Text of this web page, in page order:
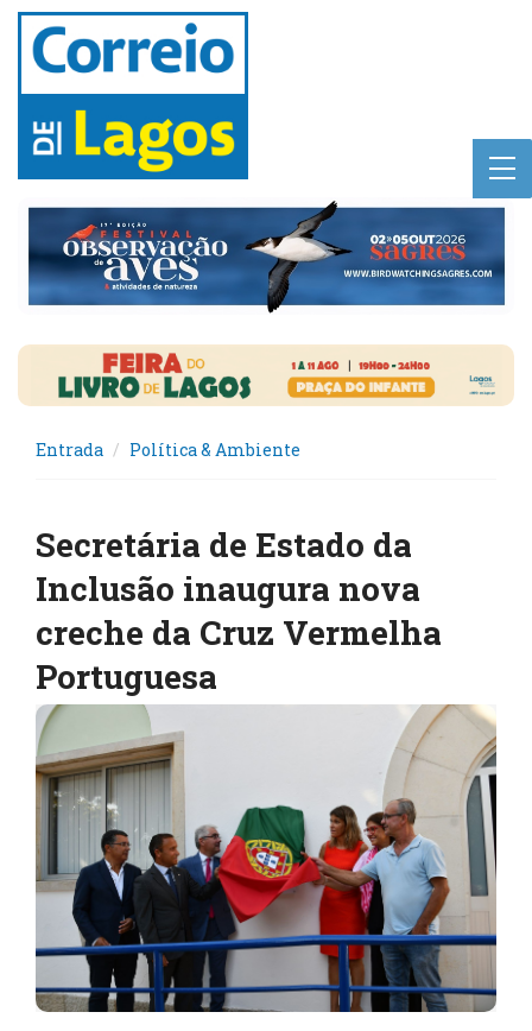
Entrada Política & Ambiente
Secretária de Estado da
Inclusão inaugura nova
creche da Cruz Vermelha
Portuguesa